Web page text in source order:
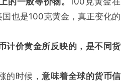
也是100克黄金，真正变化的
计价黄金所反映的，是不同货
的时候，意味着全球的货币信